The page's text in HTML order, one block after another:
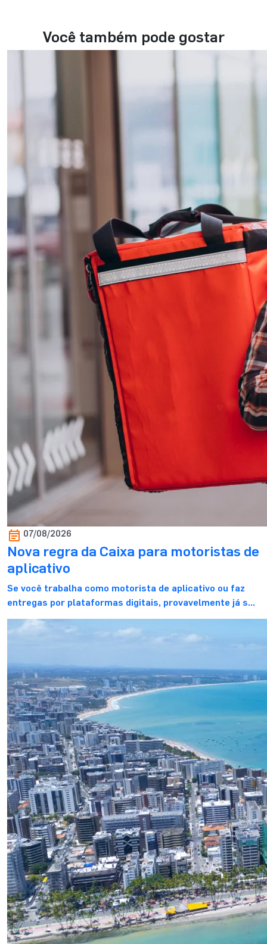
Você também pode gostar
07/08/2026
Nova regra da Caixa para motoristas de
aplicativo
Se você trabalha como motorista de aplicativo ou faz
entregas por plataformas digitais, provavelmente já se
perguntou se essa renda é suficiente para financiar um
imóvel e realizar o sonho da casa própria. E, mais do que
isso, se o banco realmente reconhece esses ganhos